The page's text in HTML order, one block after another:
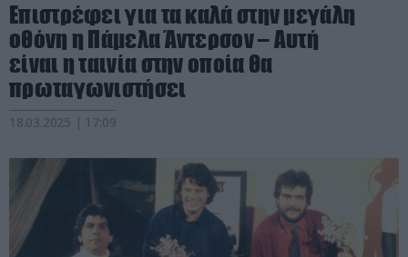
Επιστρέφει για τα καλά στην μεγάλη
οθόνη η Πάμελα Άντερσον – Αυτή
είναι η ταινία στην οποία θα
πρωταγωνιστήσει
18.03.2025 | 17:09